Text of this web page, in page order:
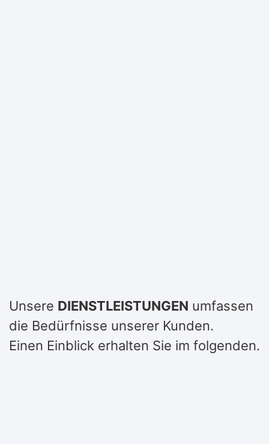
Unsere DIENSTLEISTUNGEN umfassen
die Bedürfnisse unserer Kunden.
Einen Einblick erhalten Sie im folgenden.